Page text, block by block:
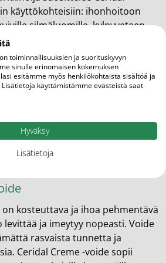
käyttökohteisiin: ihonhoitoon
silmäluomille, kylpyveteen,
poistoon vauvan
suojaksi, intiimialueiden
kosteuttamaan ja suojaamaan
alle ja ihopoimuille, korvien
korvavahatulppien
Lipolotionia voidaan suihkauttaa
sopii koko perheelle. Ei sisällä vettä,
säilöntäaineita tai
on kosteuttava ja ihoa pehmentävä
levittää ja imeytyy nopeasti. Voide
rasvaista tunnetta ja
Ceridal Creme -voide sopii
toiminnallisuuksien ja suorituskyvyn
sinulle erinomaisen kokemuksen
esitämme myös henkilökohtaista sisältöä ja
käyttämistämme evästeistä saat
Hyväksy
Lisätietoja